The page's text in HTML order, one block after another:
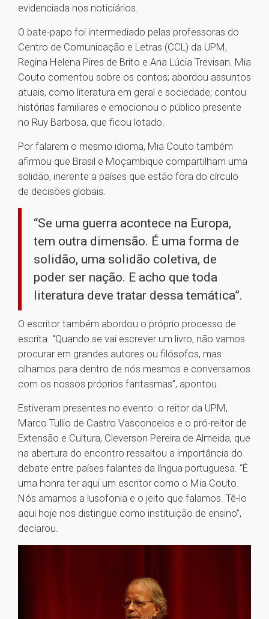
evidenciada nos noticiários.
O bate-papo foi intermediado pelas professoras do
Centro de Comunicação e Letras (CCL) da UPM,
Regina Helena Pires de Brito e Ana Lúcia Trevisan. Mia
Couto comentou sobre os contos; abordou assuntos
atuais, como literatura em geral e sociedade; contou
histórias familiares e emocionou o público presente
no Ruy Barbosa, que ficou lotado.
Por falarem o mesmo idioma, Mia Couto também
afirmou que Brasil e Moçambique compartilham uma
solidão, inerente a países que estão fora do círculo
de decisões globais.
“Se uma guerra acontece na Europa,
tem outra dimensão. É uma forma de
solidão, uma solidão coletiva, de
poder ser nação. E acho que toda
literatura deve tratar dessa temática”.
O escritor também abordou o próprio processo de
escrita. “Quando se vai escrever um livro, não vamos
procurar em grandes autores ou filósofos, mas
olhamos para dentro de nós mesmos e conversamos
com os nossos próprios fantasmas”, apontou.
Estiveram presentes no evento: o reitor da UPM,
Marco Tullio de Castro Vasconcelos e o pró-reitor de
Extensão e Cultura, Cleverson Pereira de Almeida, que
na abertura do encontro ressaltou a importância do
debate entre países falantes da língua portuguesa. “É
uma honra ter aqui um escritor como o Mia Couto.
Nós amamos a lusofonia e o jeito que falamos. Tê-lo
aqui hoje nos distingue como instituição de ensino”,
declarou.